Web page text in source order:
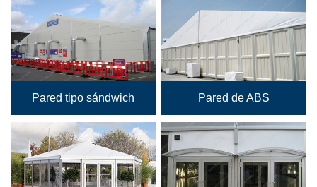
Pared tipo sándwich Pared de ABS